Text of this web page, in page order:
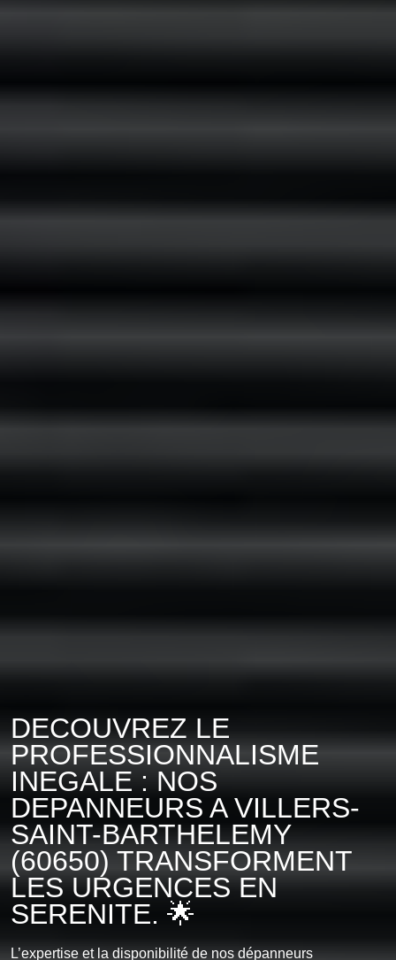
DECOUVREZ LE
PROFESSIONNALISME
INEGALE : NOS
DEPANNEURS A VILLERS-
SAINT-BARTHELEMY
(60650) TRANSFORMENT
LES URGENCES EN
SERENITE. 🌟
L’expertise et la disponibilité de nos dépanneurs